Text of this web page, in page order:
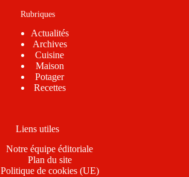
Rubriques
Actualités
Archives
Cuisine
Maison
Potager
Recettes
Liens utiles
Notre équipe éditoriale
Plan du site
Politique de cookies (UE)